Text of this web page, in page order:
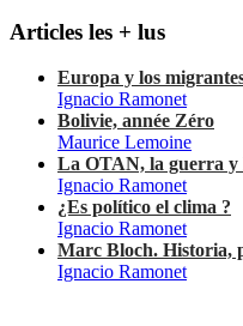
Articles les + lus
Europa y los
Ignacio Ramonet
Bolivie, année Zéro
Maurice Lemoine
La OTAN, la guerra y
Ignacio Ramonet
¿Es político el clima ?
Ignacio Ramonet
Marc Bloch. Historia,
Ignacio Ramonet